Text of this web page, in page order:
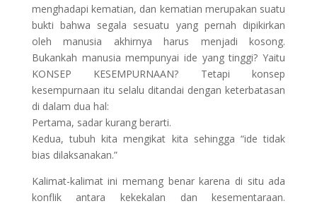
menghadapi kematian, dan kematian merupakan suatu
bukti bahwa segala sesuatu yang pernah dipikirkan
oleh manusia akhirnya harus menjadi kosong.
Bukankah manusia mempunyai ide yang tinggi? Yaitu
KONSEP KESEMPURNAAN? Tetapi konsep
kesempurnaan itu selalu ditandai dengan keterbatasan
di dalam dua hal:
Pertama, sadar kurang berarti.
Kedua, tubuh kita mengikat kita sehingga “ide tidak
bias dilaksanakan.”
Kalimat-kalimat ini memang benar karena di situ ada
konflik antara kekekalan dan kesementaraan.